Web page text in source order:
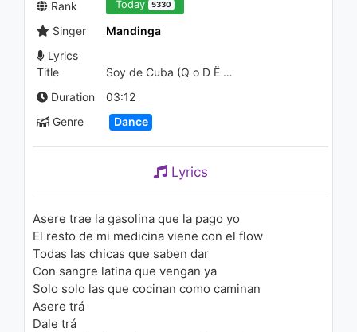
05:18
Rank Today 5330
Singer
Mandinga
Lyrics
Title
Soy de Cuba (Q o D Ë S Remix)
Duration
03:12
Genre
Dance
Lyrics
Asere trae la gasolina que la pago yo
El resto de mi medicina viene con el flow
Todas las chicas que saben dar
Con sangre latina que vengan ya
Solo solo las que cocinan como caminan
Asere trá
Dale trá